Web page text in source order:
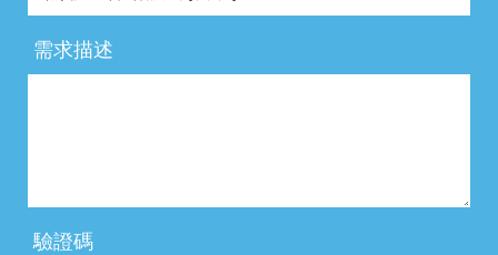
需求描述
驗證碼